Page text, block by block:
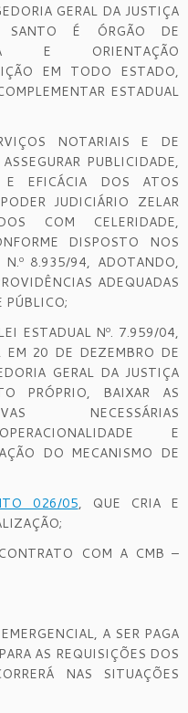
GERAL DA JUSTIÇA
SANTO É ÓRGÃO DE
E ORIENTAÇÃO
EM TODO ESTADO,
ESTADUAL
NOTARIAIS E DE
PUBLICIDADE,
E EFICÁCIA DOS ATOS
JUDICIÁRIO ZELAR
COM CELERIDADE,
DISPOSTO NOS
8.935/94, ADOTANDO,
ADEQUADAS
PÚBLICO;
ESTADUAL Nº. 7.959/04,
EM 20 DE DEZEMBRO DE
GERAL DA JUSTIÇA
PRÓPRIO, BAIXAR AS
NECESSÁRIAS
E
DO MECANISMO DE
026/05, QUE CRIA E
COM A CMB –
A SER PAGA
AS REQUISIÇÕES DOS
NAS SITUAÇÕES